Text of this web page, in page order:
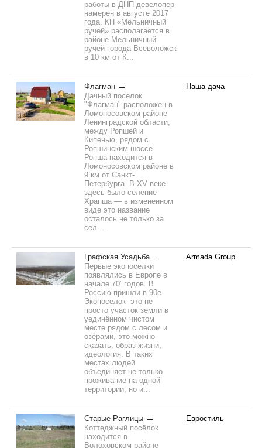
работы в ДНП девелопер
намерен в августе 2017
года. КП «Мельничный
ручей» располагается в
районе Мельничный
ручей города Всеволожск
в 10 км от К...
Флагман
Дачный поселок
"Флагман" расположен в
Ломоносовском районе
Ленинградской области,
между Ропшей и
Кипенью, рядом с
Ропшинским шоссе.
Ропша находится в
Ломоносовском районе в
9 км от Санкт-
Петербурга. В XV веке
здесь было селение
Храпша — в измененном
виде это название
осталось не только за
сел...
Наша дача
Графская Усадьба
Первые экопоселки
появлялись в Европе в
начале 70’ годов. В
Россию пришли в 90е.
Экопоселок- это не
просто участок земли в
уединённом чистом
месте рядом с лесом и
озёрами, это можно
сказать, образ жизни,
идеология. В таких
местах людей
объединяет не только
проживание на одной
территории, но и...
Armada Group
Старые Раглицы
Коттеджный посёлок
находится в
Волоховском районе
Евростиль